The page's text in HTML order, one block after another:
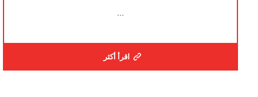
...
اقرأ أكثر